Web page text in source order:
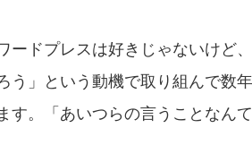
ードプレスは好きじゃないけど
う」という動機で取り組んで数
す。「あいつらの言うことなん